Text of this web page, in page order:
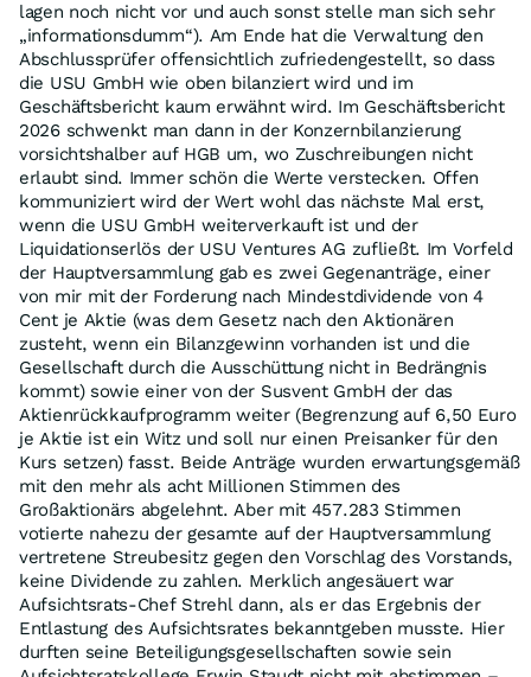
lagen noch nicht vor und auch sonst stelle man sich sehr
„informationsdumm“). Am Ende hat die Verwaltung den
Abschlussprüfer offensichtlich zufriedengestellt, so dass
die USU GmbH wie oben bilanziert wird und im
Geschäftsbericht kaum erwähnt wird. Im Geschäftsbericht
2026 schwenkt man dann in der Konzernbilanzierung
vorsichtshalber auf HGB um, wo Zuschreibungen nicht
erlaubt sind. Immer schön die Werte verstecken. Offen
kommuniziert wird der Wert wohl das nächste Mal erst,
wenn die USU GmbH weiterverkauft ist und der
Liquidationserlös der USU Ventures AG zufließt. Im Vorfeld
der Hauptversammlung gab es zwei Gegenanträge, einer
von mir mit der Forderung nach Mindestdividende von 4
Cent je Aktie (was dem Gesetz nach den Aktionären
zusteht, wenn ein Bilanzgewinn vorhanden ist und die
Gesellschaft durch die Ausschüttung nicht in Bedrängnis
kommt) sowie einer von der Susvent GmbH der das
Aktienrückkaufprogramm weiter (Begrenzung auf 6,50 Euro
je Aktie ist ein Witz und soll nur einen Preisanker für den
Kurs setzen) fasst. Beide Anträge wurden erwartungsgemäß
mit den mehr als acht Millionen Stimmen des
Großaktionärs abgelehnt. Aber mit 457.283 Stimmen
votierte nahezu der gesamte auf der Hauptversammlung
vertretene Streubesitz gegen den Vorschlag des Vorstands,
keine Dividende zu zahlen. Merklich angesäuert war
Aufsichtsrats-Chef Strehl dann, als er das Ergebnis der
Entlastung des Aufsichtsrates bekanntgeben musste. Hier
durften seine Beteiligungsgesellschaften sowie sein